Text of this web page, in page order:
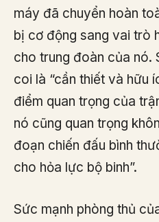
máy đã chuyển hoàn
bị cơ động sang vai trò
cho trung đoàn của nó.
coi là “cần thiết và hữu
điểm quan trọng của
nó cũng quan trọng
đoạn chiến đấu bình
cho hỏa lực bộ binh”.
Sức mạnh phòng thủ